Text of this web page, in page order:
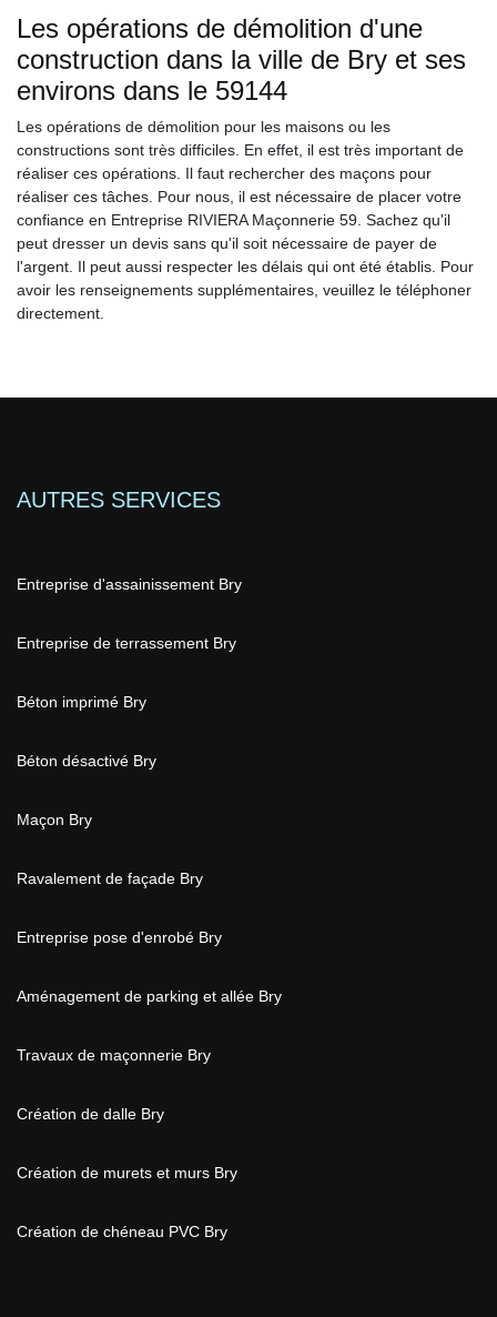
Les opérations de démolition d'une
construction dans la ville de Bry et ses
environs dans le 59144
Les opérations de démolition pour les maisons ou les
constructions sont très difficiles. En effet, il est très important de
réaliser ces opérations. Il faut rechercher des maçons pour
réaliser ces tâches. Pour nous, il est nécessaire de placer votre
confiance en Entreprise RIVIERA Maçonnerie 59. Sachez qu'il
peut dresser un devis sans qu'il soit nécessaire de payer de
l'argent. Il peut aussi respecter les délais qui ont été établis. Pour
avoir les renseignements supplémentaires, veuillez le téléphoner
directement.
AUTRES SERVICES
Entreprise d'assainissement Bry
Entreprise de terrassement Bry
Béton imprimé Bry
Béton désactivé Bry
Maçon Bry
Ravalement de façade Bry
Entreprise pose d'enrobé Bry
Aménagement de parking et allée Bry
Travaux de maçonnerie Bry
Création de dalle Bry
Création de murets et murs Bry
Création de chéneau PVC Bry